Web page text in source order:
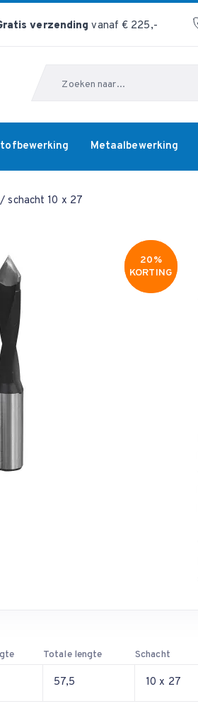
verzending vanaf € 225,-
Metaalbewerking
schacht 10 x 27
20%
KORTING
20%
KORTING
Totale lengte Schacht
57,5 10 x 27